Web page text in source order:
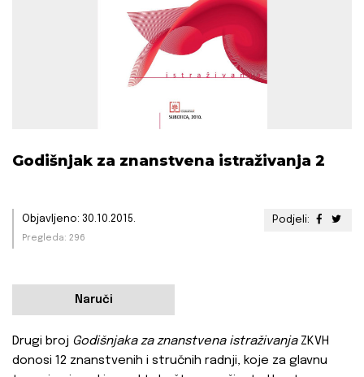
Godišnjak za znanstvena istraživanja 2
Podjeli:
Objavljeno: 30.10.2015.
Pregleda: 296
Naruči
Drugi broj Godišnjaka za znanstvena istraživanjaZKVH
donosi 12 znanstvenih i stručnih radnji, koje za glavnu